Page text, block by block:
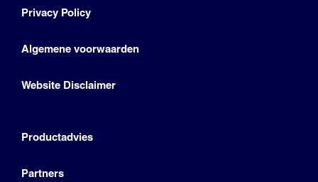
Privacy Policy
Algemene voorwaarden
Website Disclaimer
Productadvies
Partners